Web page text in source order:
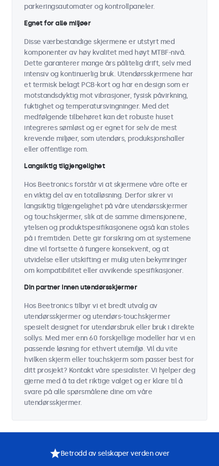
parkeringsautomater og kontrollpaneler.
Egnet for alle miljøer
Disse værbestandige skjermene er utstyrt med
komponenter av høy kvalitet med høyt MTBF-nivå.
Dette garanterer mange års pålitelig drift, selv med
intensiv og kontinuerlig bruk. Utendørsskjermene har
et termisk belagt PCB-kort og har en design som er
motstandsdyktig mot vibrasjoner, fysisk påvirkning,
fuktighet og temperatursvingninger. Med det
medfølgende tilbehøret kan det robuste huset
integreres sømløst og er egnet for selv de mest
krevende miljøer, som utendørs, produksjonshaller
eller offentlige rom.
Langsiktig tilgjengelighet
Hos Beetronics forstår vi at skjermene våre ofte er
en viktig del av en totalløsning. Derfor sikrer vi
langsiktig tilgjengelighet på våre utendørsskjermer
og touchskjermer, slik at de samme dimensjonene,
ytelsen og produktspesifikasjonene også kan stoles
på i fremtiden. Dette gir forsikring om at systemene
dine vil fortsette å fungere konsekvent, og at
utvidelse eller utskifting er mulig uten bekymringer
om kompatibilitet eller avvikende spesifikasjoner.
Din partner innen utendørsskjermer
Hos Beetronics tilbyr vi et bredt utvalg av
utendørsskjermer og utendørs-touchskjermer
spesielt designet for utendørsbruk eller bruk i direkte
sollys. Med mer enn 60 forskjellige modeller har vi en
passende løsning for ethvert utemiljø. Vil du vite
hvilken skjerm eller touchskjerm som passer best for
ditt prosjekt? Kontakt våre spesialister. Vi hjelper deg
gjerne med å ta det riktige valget og er klare til å
svare på alle spørsmålene dine om våre
utendørsskjermer.
Betrodd av selskaper verden over